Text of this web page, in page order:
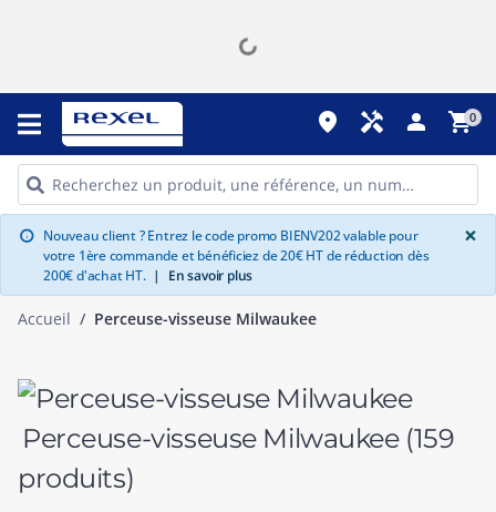
place handyman person shopping_cart0
info Nouveau client ? Entrez le code promo BIENV202 valable pour
votre 1ère commande et bénéficiez de 20€ HT de réduction dès
200€ d'achat HT. | En savoir plus
×
Accueil Perceuse-visseuse Milwaukee
Perceuse-visseuse Milwaukee (159
produits)